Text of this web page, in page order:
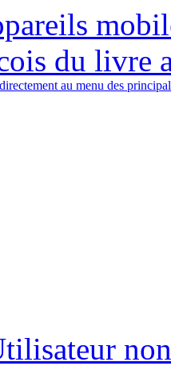
du livre
au menu des